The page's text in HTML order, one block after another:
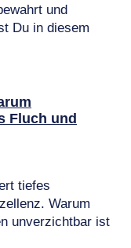
und
Du in diesem
Fluch und
tiefes
Warum
unverzichtbar ist